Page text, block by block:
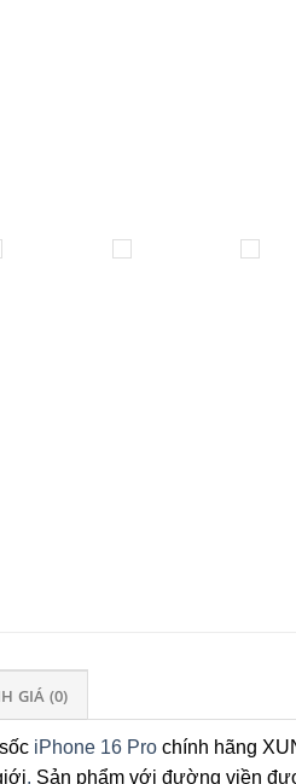
GIÁ (0)
iPhone 16 Pro chính hãng
. Sản phẩm với đường viền